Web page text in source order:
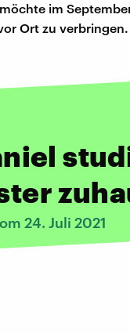
im
Ort zu verbringen.
24. Juli 2021